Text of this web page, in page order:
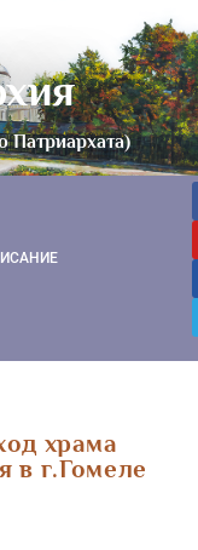
Патриархата)
храма
в г.Гомеле